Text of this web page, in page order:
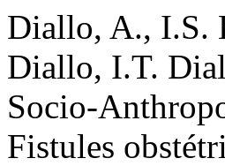
Diallo, A., I.S.
Diallo, I.T.
Socio-
Fistules